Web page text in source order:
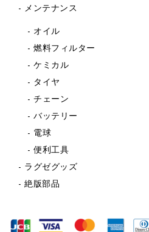
メンテナンス
オイル
燃料フィルター
ケミカル
タイヤ
チェーン
バッテリー
電球
便利工具
ラグゼグッズ
絶版部品